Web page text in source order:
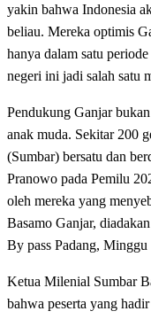
yakin bahwa Indonesia
beliau. Mereka optimis
hanya dalam satu
negeri ini jadi salah satu
Pendukung Ganjar
anak muda. Sekitar 200
(Sumbar) bersatu dan
Pranowo pada Pemilu
oleh mereka yang
Basamo Ganjar,
By pass Padang, Minggu
Ketua Milenial Sumbar
bahwa peserta yang